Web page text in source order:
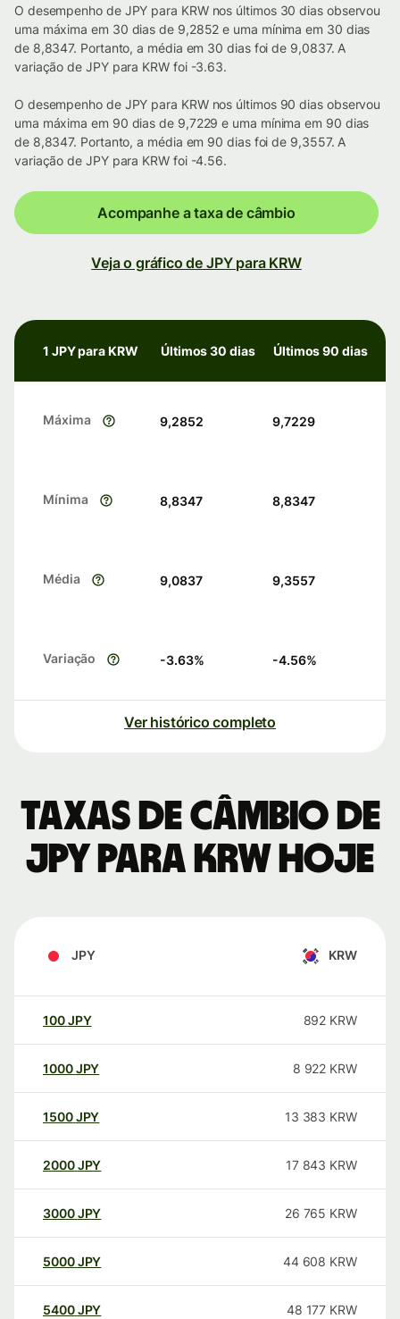
O desempenho de JPY para KRW nos últimos 30 dias observou
uma máxima em 30 dias de 9,2852 e uma mínima em 30 dias
de 8,8347. Portanto, a média em 30 dias foi de 9,0837. A
variação de JPY para KRW foi -3.63.
O desempenho de JPY para KRW nos últimos 90 dias observou
uma máxima em 90 dias de 9,7229 e uma mínima em 90 dias
de 8,8347. Portanto, a média em 90 dias foi de 9,3557. A
variação de JPY para KRW foi -4.56.
Acompanhe a taxa de câmbio
Veja o gráfico de JPY para KRW
1 JPY para KRW Últimos 30 dias Últimos 90 dias
Máxima 9,2852 9,7229
Mínima 8,8347 8,8347
Média 9,0837 9,3557
Variação -3.63% -4.56%
Ver histórico completo
Taxas de câmbio de
JPY para KRW hoje
JPY KRW
100JPY 892 KRW
1000JPY 8 922 KRW
1500JPY 13 383 KRW
2000JPY 17 843 KRW
3000JPY 26 765 KRW
5000JPY 44 608 KRW
5400JPY 48 177 KRW